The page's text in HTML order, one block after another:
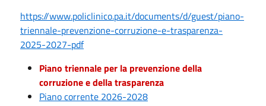
https://www.policlinico.pa.it/documents/d/guest/piano-
triennale-prevenzione-corruzione-e-trasparenza-
2025-2027-pdf
Piano triennale per la prevenzione della
corruzione e della trasparenza
Piano corrente 2026-2028